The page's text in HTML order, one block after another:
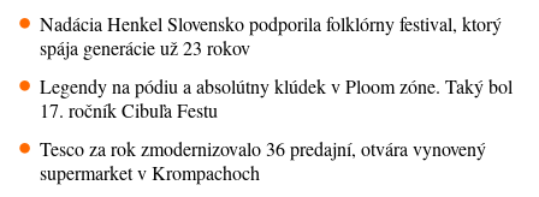
Nadácia Henkel Slovensko podporila folklórny festival, ktorý
spája generácie už 23 rokov
Legendy na pódiu a absolútny klúdek v Ploom zóne. Taký bol
17. ročník Cibuľa Festu
Tesco za rok zmodernizovalo 36 predajní, otvára vynovený
supermarket v Krompachoch